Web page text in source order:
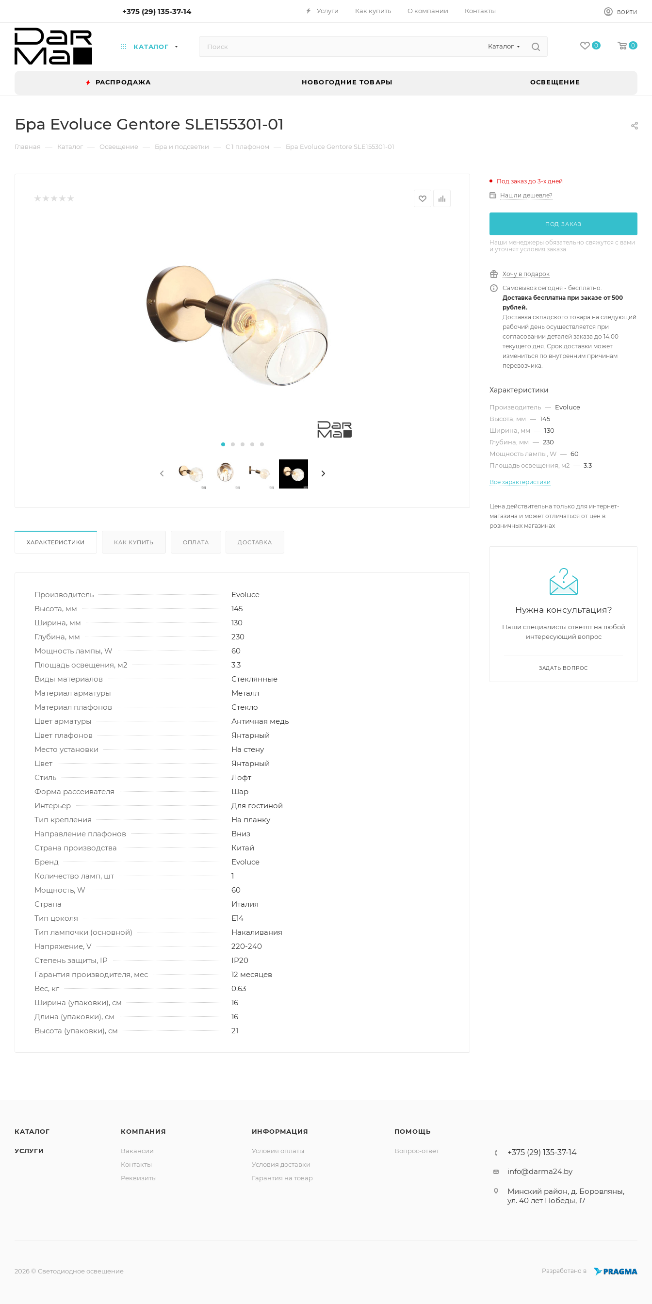
+375 (29) 135-37-14 Услуги Как купить О компании Контакты ВОЙТИ
КАТАЛОГ Каталог 0 0
РАСПРОДАЖА НОВОГОДНИЕ ТОВАРЫ ОСВЕЩЕНИЕ
Бра Evoluce Gentore SLE155301-01
Главная — Каталог — Освещение — Бра и подсветки — С 1 плафоном — Бра Evoluce Gentore SLE155301-01
ХАРАКТЕРИСТИКИ КАК КУПИТЬ ОПЛАТА ДОСТАВКА
Производитель
Evoluce
Высота, мм
145
Ширина, мм
130
Глубина, мм
230
Мощность лампы, W
60
Площадь освещения, м2
3.3
Виды материалов
Стеклянные
Материал арматуры
Металл
Материал плафонов
Стекло
Цвет арматуры
Античная медь
Цвет плафонов
Янтарный
Место установки
На стену
Цвет
Янтарный
Стиль
Лофт
Форма рассеивателя
Шар
Интерьер
Для гостиной
Тип крепления
На планку
Направление плафонов
Вниз
Страна производства
Китай
Бренд
Evoluce
Количество ламп, шт
1
Мощность, W
60
Страна
Италия
Тип цоколя
E14
Тип лампочки (основной)
Накаливания
Напряжение, V
220-240
Степень защиты, IP
IP20
Гарантия производителя, мес
12 месяцев
Вес, кг
0.63
Ширина (упаковки), см
16
Длина (упаковки), см
16
Высота (упаковки), см
21
Под заказ до 3-х дней
Нашли дешевле?
ПОД ЗАКАЗ
Наши менеджеры обязательно свяжутся с вами
и уточнят условия заказа
Хочу в подарок
Самовывоз сегодня - бесплатно.
Доставка бесплатна при заказе от 500
рублей.
Доставка складского товара на следующий
рабочий день осуществляется при
согласовании деталей заказа до 14.00
текущего дня. Срок доставки может
измениться по внутренним причинам
перевозчика.
Характеристики
Производитель — Evoluce
Высота, мм — 145
Ширина, мм — 130
Глубина, мм — 230
Мощность лампы, W — 60
Площадь освещения, м2 — 3.3
Все характеристики
Цена действительна только для интернет-
магазина и может отличаться от цен в
розничных магазинах
Нужна консультация?
Наши специалисты ответят на любой
интересующий вопрос
ЗАДАТЬ ВОПРОС
КАТАЛОГ
УСЛУГИ
КОМПАНИЯ
Вакансии
Контакты
Реквизиты
ИНФОРМАЦИЯ
Условия оплаты
Условия доставки
Гарантия на товар
ПОМОЩЬ
Вопрос-ответ +375 (29) 135-37-14
info@darma24.by
Минский район, д. Боровляны,
ул. 40 лет Победы, 17
2026 © Светодиодное освещение Разработано в